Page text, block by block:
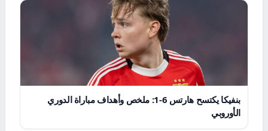
بنفيكا يكتسح هارتس 6-1: ملخص وأهداف مباراة الدوري
الأوروبي